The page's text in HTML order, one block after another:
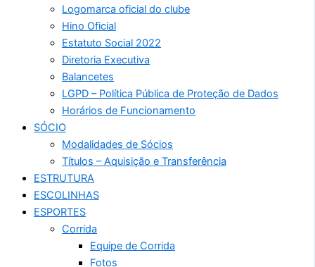
Logomarca oficial do clube
Hino Oficial
Estatuto Social 2022
Diretoria Executiva
Balancetes
LGPD – Política Pública de Proteção de Dados
Horários de Funcionamento
SÓCIO
Modalidades de Sócios
Títulos – Aquisição e Transferência
ESTRUTURA
ESCOLINHAS
ESPORTES
Corrida
Equipe de Corrida
Fotos